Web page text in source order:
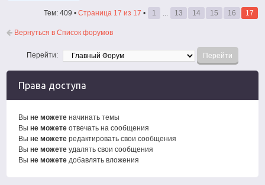
Тем: 409 • Страница 17 из 17 • 1 ... 13 14 15 16 17
Вернуться в Список форумов
Перейти:
Права доступа
Выне можете начинать темы
Выне можете отвечать на сообщения
Выне можете редактировать свои сообщения
Выне можете удалять свои сообщения
Выне можете добавлять вложения